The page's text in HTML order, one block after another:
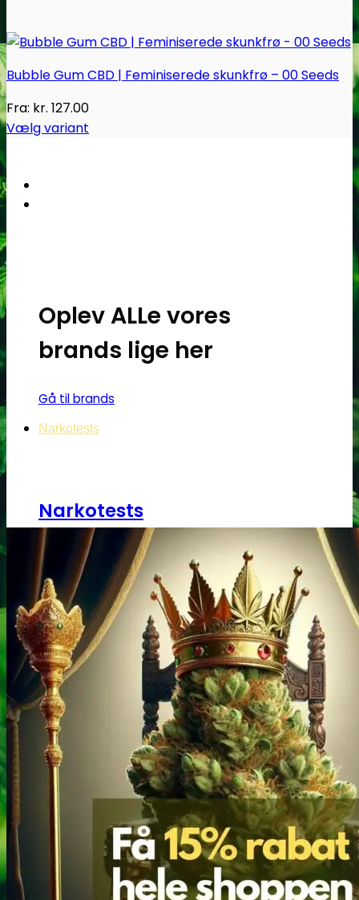
Oplev ALLe vores
brands lige her
Gå til brands
Narkotests
Narkotests
Kokain Tests
Kokain renhedhedstest
Crack renhedhedstest
Kokain blandingsmiddel test
MDMA
MDMA renhedstest
Ecstasy
Ecstasy renhedstest
Heroin
Bubble Gum CBD | Feminiserede skunkfrø – 00 Seeds
Fra: kr. 127.00
Vælg variant
vare
har
flere
varianter.
Mulighederne
kan
vælges
på
varesiden